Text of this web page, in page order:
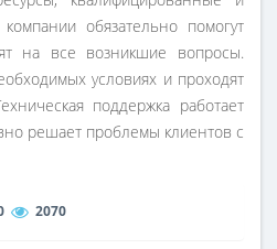
обязательно помогут
на все возникшие вопросы.
условиях и проходят
поддержка работает
решает проблемы клиентов с
2070